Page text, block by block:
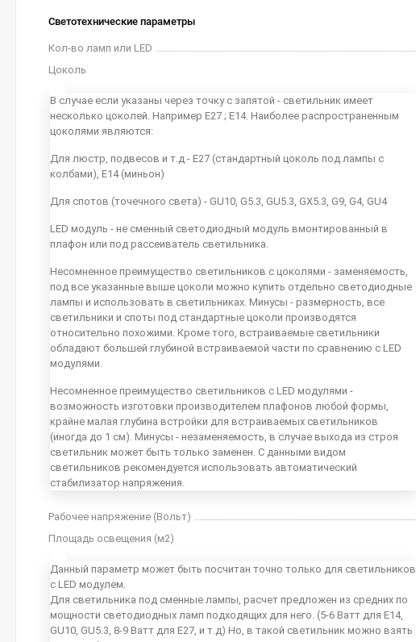
Светотехнические параметры
Кол-во ламп или LED
Цоколь
В случае если указаны через точку с запятой - светильник имеет
несколько цоколей. Например E27 ; E14. Наиболее распространенным
цоколями являются:
Для люстр, подвесов и т.д - E27 (стандартный цоколь под лампы с
колбами), E14 (миньон)
Для спотов (точечного света) - GU10, G5.3, GU5.3, GX5.3, G9, G4, GU4
LED модуль - не сменный светодиодный модуль вмонтированный в
плафон или под рассеиватель светильника.
Несомненное преимущество светильников с цоколями - заменяемость,
под все указанные выше цоколи можно купить отдельно светодиодные
лампы и использовать в светильниках. Минусы - размерность, все
светильники и споты под стандартные цоколи производятся
относительно похожими. Кроме того, встраиваемые светильники
обладают большей глубиной встраиваемой части по сравнению с LED
модулями.
Несомненное преимущество светильников с LED модулями -
возможность изготовки производителем плафонов любой формы,
крайне малая глубина встройки для встраиваемых светильников
(иногда до 1 см). Минусы - незаменяемость, в случае выхода из строя
светильник может быть только заменен. С данными видом
светильников рекомендуется использовать автоматический
стабилизатор напряжения.
Рабочее напряжение (Вольт)
Площадь освещения (м2)
Данный параметр может быть посчитан точно только для светильников
с LED модулем.
Для светильника под сменные лампы, расчет предложен из средних по
мощности светодиодных ламп подходящих для него. (5-6 Ватт для E14,
GU10, GU5.3, 8-9 Ватт для E27, и т.д) Но, в такой светильник можно взять